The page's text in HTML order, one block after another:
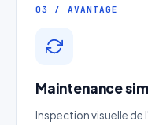
03 / AVANTAGE
Maintenance
Inspection visuelle
Entreprise
Téléphone*